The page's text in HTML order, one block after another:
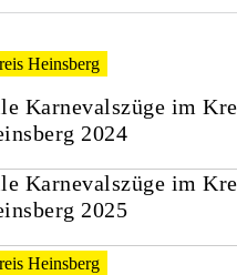
Heinsberg
Karnevalszüge im
2024
Karnevalszüge im
2025
Heinsberg